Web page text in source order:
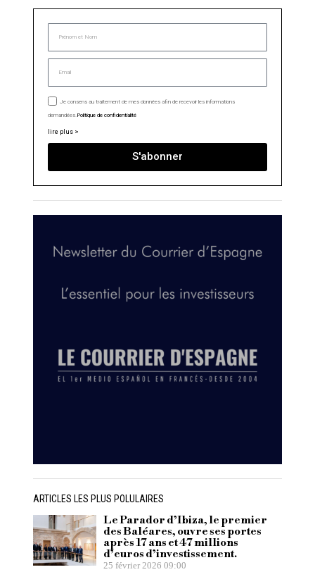
Je consens au traitement de mes données afin de recevoir les informations
demandées. Politique de confidentialité
lire plus >
S'abonner
ARTICLES LES PLUS POLULAIRES
Le Parador d’Ibiza, le premier
des Baléares, ouvre ses portes
après 17 ans et 47 millions
d’euros d’investissement.
25 février 2026 09:00